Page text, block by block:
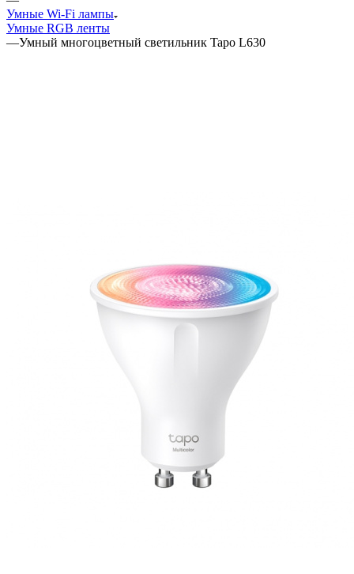
Умные Wi-Fi лампы
Умные RGB ленты
—Умный многоцветный светильник Tapo L630